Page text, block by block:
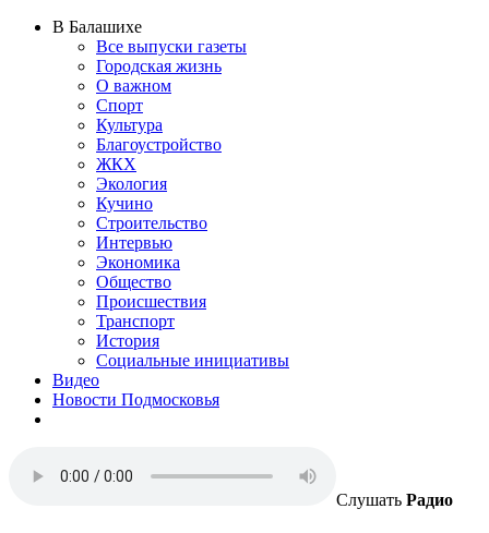
В Балашихе
Все выпуски газеты
Городская жизнь
О важном
Спорт
Культура
Благоустройство
ЖКХ
Экология
Кучино
Строительство
Интервью
Экономика
Общество
Происшествия
Транспорт
История
Социальные инициативы
Видео
Новости Подмосковья
Слушать Радио